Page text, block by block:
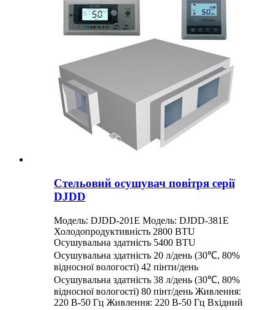
Стельовий осушувач повітря серії
DJDD
Модель: DJDD-201E Модель: DJDD-381E
Холодопродуктивність 2800 BTU
Осушувальна здатність 5400 BTU
Осушувальна здатність 20 л/день (30℃, 80%
відносної вологості) 42 пінти/день
Осушувальна здатність 38 л/день (30℃, 80%
відносної вологості) 80 пінт/день Живлення:
220 В-50 Гц Живлення: 220 В-50 Гц Вхідний